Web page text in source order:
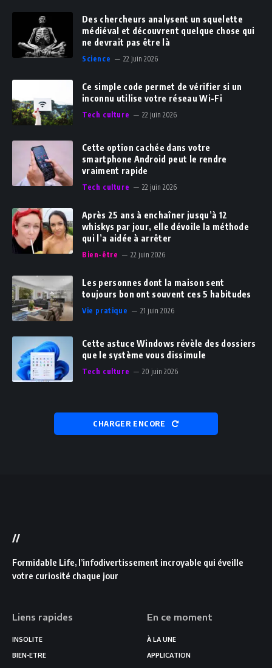
Des chercheurs analysent un squelette
médiéval et découvrent quelque chose qui
ne devrait pas être là
Science 22 juin 2026
Ce simple code permet de vérifier si un
inconnu utilise votre réseau Wi-Fi
Tech culture 22 juin 2026
Cette option cachée dans votre
smartphone Android peut le rendre
vraiment rapide
Tech culture 22 juin 2026
Après 25 ans à enchaîner jusqu’à 12
whiskys par jour, elle dévoile la méthode
qui l’a aidée à arrêter
Bien-être 22 juin 2026
Les personnes dont la maison sent
toujours bon ont souvent ces 5 habitudes
Vie pratique 21 juin 2026
Cette astuce Windows révèle des dossiers
que le système vous dissimule
Tech culture 20 juin 2026
CHARGER ENCORE
//
Formidable Life, l’infodivertissement incroyable qui éveille
votre curiosité chaque jour
Liens rapides
INSOLITE
BIEN-ETRE
En ce moment
À LA UNE
APPLICATION